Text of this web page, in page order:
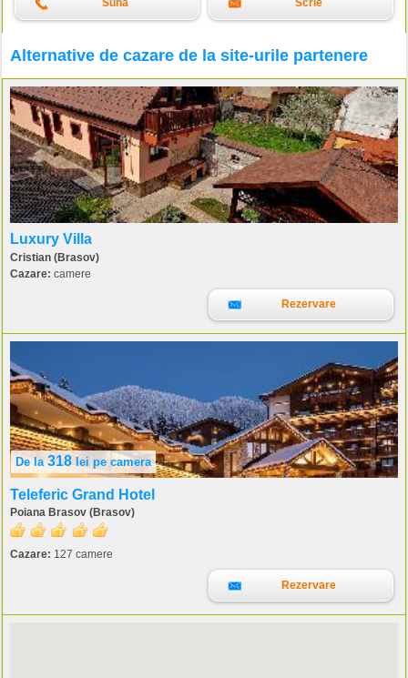
Suna Scrie
Alternative de cazare de la site-urile partenere
Luxury Villa
Cristian (Brasov)
Cazare: camere
Rezervare
De la 318 lei pe camera
Teleferic Grand Hotel
Poiana Brasov (Brasov)
Cazare: 127 camere
Rezervare